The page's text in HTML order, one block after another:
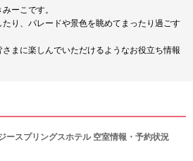
ーこです。
り、パレードや景色を眺めてまったり過ごす
まに楽しんでいただけるようなお役立ち情報
ースプリングスホテル 空室情報・予約状況